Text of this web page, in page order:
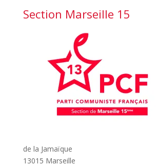
Section Marseille 15
de la Jamaïque
13015 Marseille